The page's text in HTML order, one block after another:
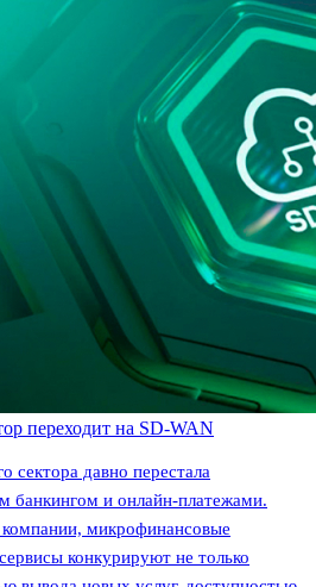
переходит на SD-WAN
сектора давно перестала
банкингом и онлайн-платежами.
микрофинансовые
конкурируют не только